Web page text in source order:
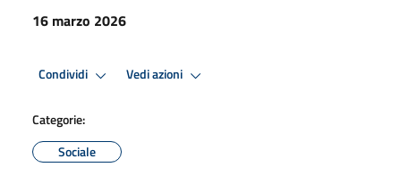
16 marzo 2026
Condividi Vedi azioni
Categorie:
Sociale